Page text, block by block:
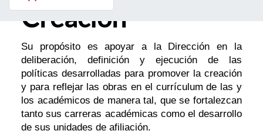
Investigación
Innovación
Convocatorias
Creación
Su propósito es apoyar a la Dirección en la
deliberación, definición y ejecución de las
políticas desarrolladas para promover la creación
y para reflejar las obras en el currículum de las y
los académicos de manera tal, que se fortalezcan
tanto sus carreras académicas como el desarrollo
de sus unidades de afiliación.